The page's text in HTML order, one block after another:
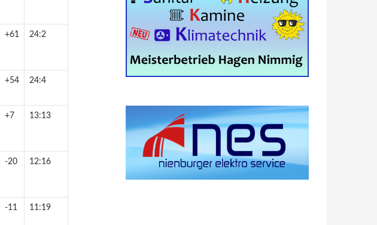
+61 24:2
+54 24:4
+7 13:13
-20 12:16
-11 11:19